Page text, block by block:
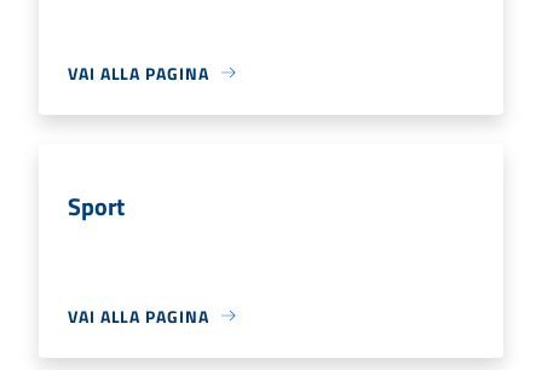
VAI ALLA PAGINA
Sport
VAI ALLA PAGINA